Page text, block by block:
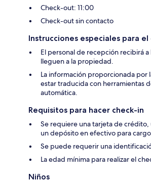
Check-out: 11:00
Check-out sin contacto
Instrucciones especiales para el
El personal de recepción recibirá
lleguen a la propiedad.
La información proporcionada
estar traducida con herramientas
automática.
Requisitos para hacer check-in
Se requiere una tarjeta de
un depósito en efectivo para
Se puede requerir una
La edad mínima para realizar el
Niños